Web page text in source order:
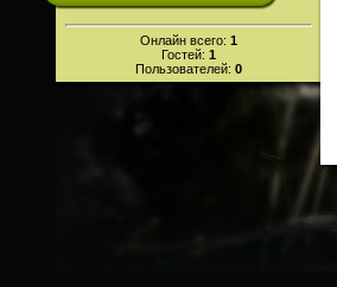
Онлайн всего: 1
Гостей: 1
Пользователей: 0